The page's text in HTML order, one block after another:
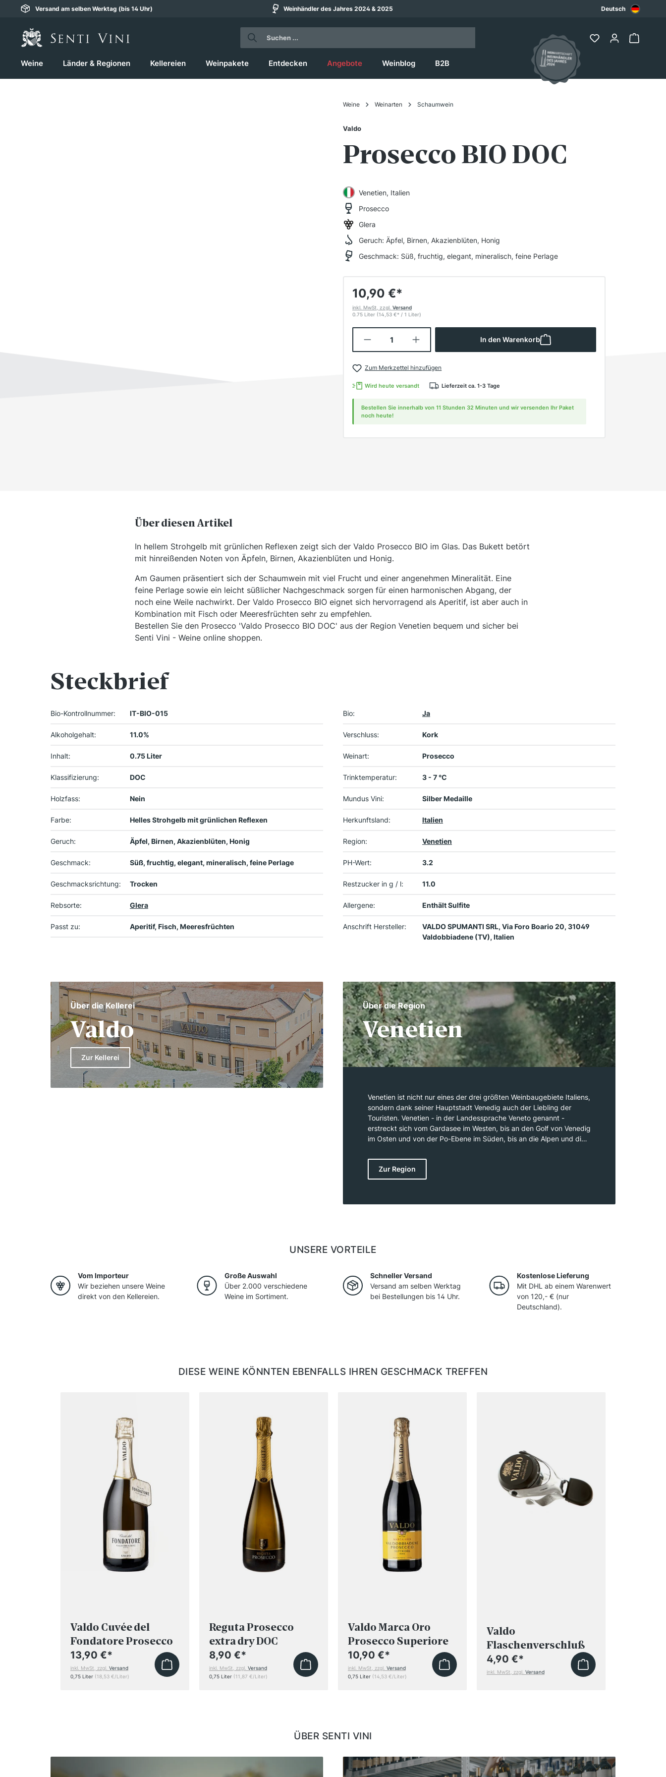
Zur Hauptnavigation springen
Versand am selben Werktag (bis 14 Uhr) Weinhändler des Jahres 2024 & 2025 Deutsch
Weine Länder & Regionen Kellereien Weinpakete Entdecken Angebote Weinblog B2B
Weine Weinarten Schaumwein
Valdo
Prosecco BIO DOC
Venetien, Italien
Prosecco
Glera
Geruch: Äpfel, Birnen, Akazienblüten, Honig
Geschmack: Süß, fruchtig, elegant, mineralisch, feine Perlage
10,90 €*
inkl. MwSt, zzgl. Versand
0.75 Liter (14,53 €* / 1 Liter)
Produkt Anzahl: Gib den gewünschten Wert ein oder
In den Warenkorb
Zum Merkzettel hinzufügen
Wird heute versandt Lieferzeit ca. 1-3 Tage
Bestellen Sie innerhalb von 11 Stunden 32 Minuten und wir versenden Ihr Paket
noch heute!
Über diesen Artikel
In hellem Strohgelb mit grünlichen Reflexen zeigt sich der Valdo Prosecco BIO im Glas. Das Bukett betört
mit hinreißenden Noten von Äpfeln, Birnen, Akazienblüten und Honig.
Am Gaumen präsentiert sich der Schaumwein mit viel Frucht und einer angenehmen Mineralität. Eine
feine Perlage sowie ein leicht süßlicher Nachgeschmack sorgen für einen harmonischen Abgang, der
noch eine Weile nachwirkt. Der Valdo Prosecco BIO eignet sich hervorragend als Aperitif, ist aber auch in
Kombination mit Fisch oder Meeresfrüchten sehr zu empfehlen.
Bestellen Sie den Prosecco 'Valdo Prosecco BIO DOC' aus der Region Venetien bequem und sicher bei
Senti Vini - Weine online shoppen.
Steckbrief
Bio-Kontrollnummer: IT-BIO-015
Alkoholgehalt: 11.0%
Inhalt: 0.75 Liter
Klassifizierung: DOC
Holzfass: Nein
Farbe: Helles Strohgelb mit grünlichen Reflexen
Geruch: Äpfel, Birnen, Akazienblüten, Honig
Geschmack: Süß, fruchtig, elegant, mineralisch, feine Perlage
Geschmacksrichtung: Trocken
Rebsorte: Glera
Passt zu: Aperitif, Fisch, Meeresfrüchten
Bio: Ja
Verschluss: Kork
Weinart: Prosecco
Trinktemperatur: 3 - 7 °C
Mundus Vini: Silber Medaille
Herkunftsland: Italien
Region: Venetien
PH-Wert: 3.2
Restzucker in g / l: 11.0
Allergene: Enthält Sulfite
Anschrift Hersteller:
VALDO SPUMANTI SRL, Via Foro Boario 20, 31049
Valdobbiadene (TV), Italien
Über die Kellerei
Valdo
Zur Kellerei
Über die Region
Venetien
Venetien ist nicht nur eines der drei größten Weinbaugebiete Italiens,
sondern dank seiner Hauptstadt Venedig auch der Liebling der
Touristen. Venetien - in der Landessprache Veneto genannt -
erstreckt sich vom Gardasee im Westen, bis an den Golf von Venedig
im Osten und von der Po-Ebene im Süden, bis an die Alpen und die
und Westen, flache Ebenen im Zentrum und Küstenlagen an der
Adria bildet Venetien somit geografisch gesehen eine der
abwechslungsreichsten Weinbauregionen Italiens und bringt eine
Zur Region
UNSERE VORTEILE
Vom Importeur
Wir beziehen unsere Weine
direkt von den Kellereien.
Große Auswahl
Über 2.000 verschiedene
Weine im Sortiment.
Schneller Versand
Versand am selben Werktag
bei Bestellungen bis 14 Uhr.
Kostenlose Lieferung
Mit DHL ab einem Warenwert
von 120,- € (nur
Deutschland).
DIESE WEINE KÖNNTEN EBENFALLS IHREN GESCHMACK TREFFEN
Valdo Cuvée del
Fondatore Prosecco
Superiore DOCG 2024
13,90 €*
inkl. MwSt, zzgl. Versand
0,75 Liter (18,53 €/Liter)
Reguta Prosecco
extra dry DOC
8,90 €*
inkl. MwSt, zzgl. Versand
0,75 Liter (11,87 €/Liter)
Valdo Marca Oro
Prosecco Superiore
DOCG
10,90 €*
inkl. MwSt, zzgl. Versand
0,75 Liter (14,53 €/Liter)
Valdo
Flaschenverschluß
4,90 €*
inkl. MwSt, zzgl. Versand
ÜBER SENTI VINI